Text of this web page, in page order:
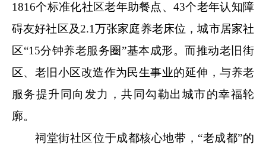
1816个标准化社区老年助餐点、43个老年认知障
碍友好社区及2.1万张家庭养老床位，城市居家社
区“15分钟养老服务圈”基本成形。而推动老旧街
区、老旧小区改造作为民生事业的延伸，与养老
服务提升同向发力，共同勾勒出城市的幸福轮
廓。
祠堂街社区位于成都核心地带，“老成都”的